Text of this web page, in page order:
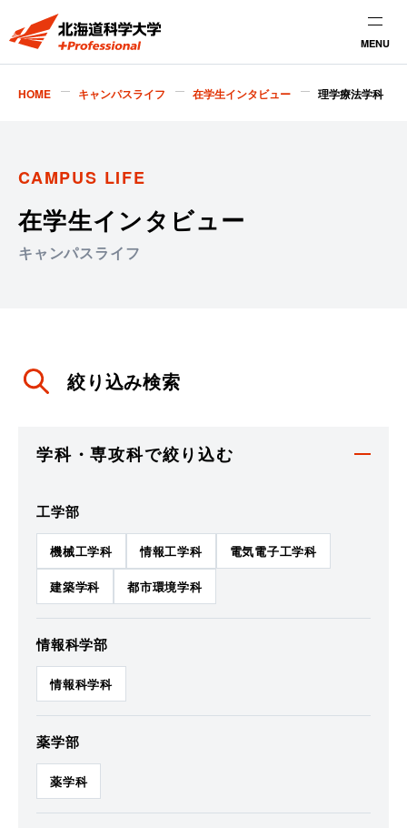
MENU
HOME キャンパスライフ 在学生インタビュー 理学療法学科
CAMPUS LIFE
在学生インタビュー
キャンパスライフ
絞り込み検索
学科・専攻科で絞り込む
工学部
機械工学科 情報工学科 電気電子工学科
建築学科 都市環境学科
情報科学部
情報科学科
薬学部
薬学科